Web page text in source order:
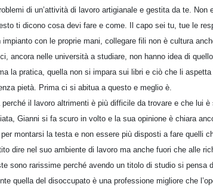
di un’attività di lavoro artigianale e gestita da te. Non
ti dicono cosa devi fare e come. Il capo sei tu, tue le
con le proprie mani, collegare fili non è cultura
ancora nelle università a studiare, non hanno idea di
la pratica, quella non si impara sui libri e ciò che li
pietà. Prima ci si abitua a questo e meglio è.
il lavoro altrimenti è più difficile da trovare e che lui
Gianni si fa scuro in volto e la sua opinione è chiara
montarsi la testa e non essere più disposti a fare quelli
dire nel suo ambiente di lavoro ma anche fuori che alle
sono rarissime perché avendo un titolo di studio si pensa
quella del disoccupato è una professione migliore che